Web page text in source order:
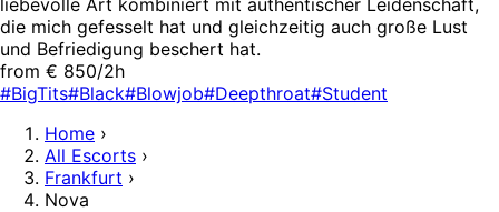
die mich gefesselt hat und gleichzeitig auch große Lust
und Befriedigung beschert hat.
from € 850/2h
#BigTits#Black#Blowjob#Deepthroat#Student
Home ›
All Escorts ›
Frankfurt ›
Nova